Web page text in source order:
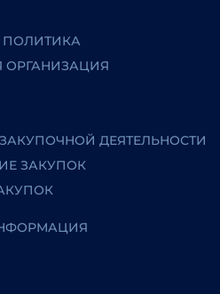
ДЕЯТЕЛЬНОСТИ
ЗАКУПОК